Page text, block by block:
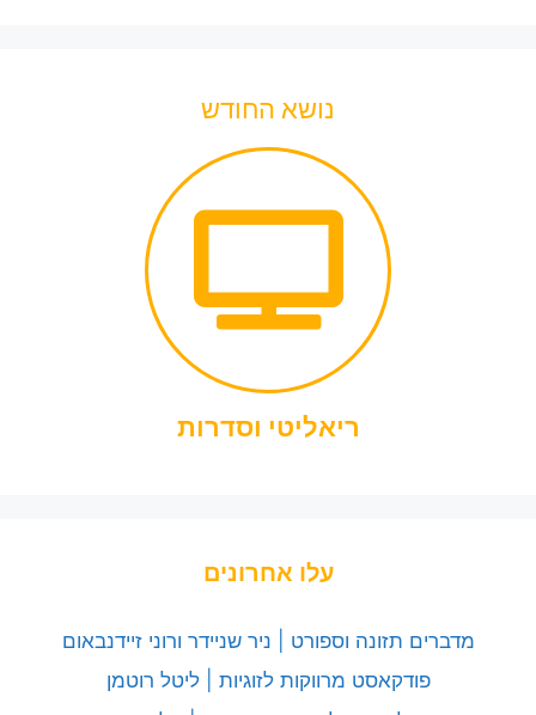
נושא החודש
ריאליטי וסדרות
עלו אחרונים
מדברים תזונה וספורט | ניר שניידר ורוני זיידנבאום
פודקאסט מרווקות לזוגיות | ליטל רוטמן